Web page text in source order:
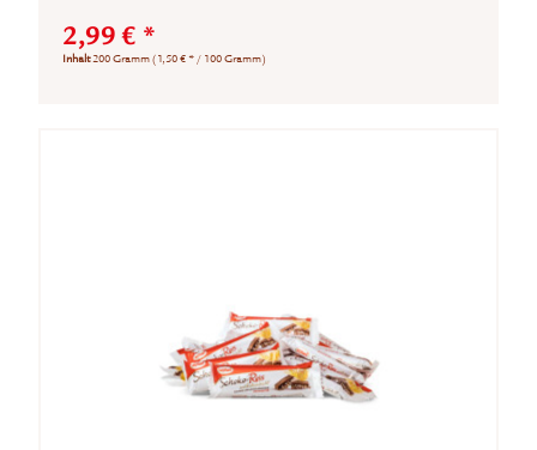
2,99 € *
Inhalt200 Gramm(1,50 € * / 100 Gramm)